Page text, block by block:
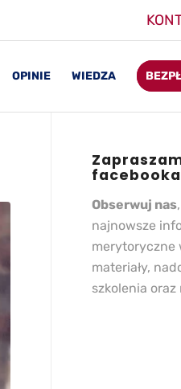
OPINIE WIEDZA
Obserwuj nas
najnowsze
merytoryczne
materiały,
szkolenia